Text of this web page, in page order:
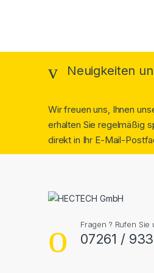
Neuigkeiten
Wir freuen uns, Ihnen
erhalten Sie regelmäßig
direkt in Ihr E-Mail-
Fragen ? Rufen Sie
07261 /